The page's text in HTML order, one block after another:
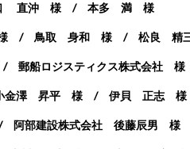
直沖 様 / 本多 満 様
様 / 鳥取 身和 様 / 松良 精
/ 郵船ロジスティクス株式会社 様
金澤 昇平 様 / 伊貝 正志
/ 阿部建設株式会社 後藤辰男 様